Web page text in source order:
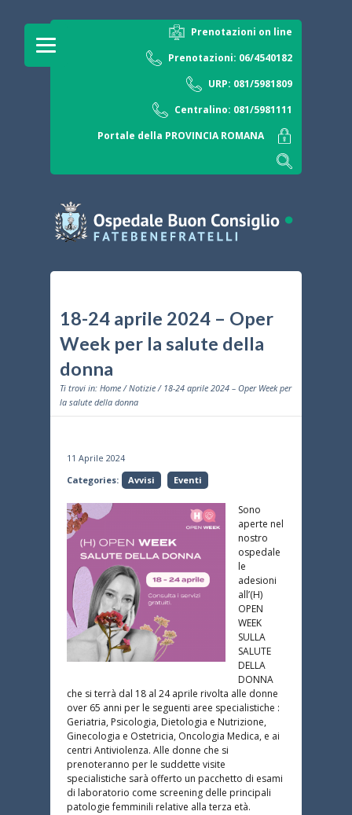
Prenotazioni on line
Prenotazioni: 06/4540182
URP: 081/5981809
Centralino: 081/5981111
Portale della PROVINCIA ROMANA
18-24 aprile 2024 – Oper
Week per la salute della
donna
Ti trovi in: Home /Notizie / 18-24 aprile 2024 – Oper Week per
la salute della donna
11 Aprile 2024
Categories:
Avvisi Eventi
Sono
aperte nel
nostro
ospedale
le
adesioni
all’(H)
OPEN
WEEK
SULLA
SALUTE
DELLA
DONNA
che si terrà dal 18 al 24 aprile rivolta alle donne
over 65 anni per le seguenti aree specialistiche :
Geriatria, Psicologia, Dietologia e Nutrizione,
Ginecologia e Ostetricia, Oncologia Medica, e ai
centri Antiviolenza. Alle donne che si
prenoteranno per le suddette visite
specialistiche sarà offerto un pacchetto di esami
di laboratorio come screening delle principali
patologie femminili relative alla terza età.